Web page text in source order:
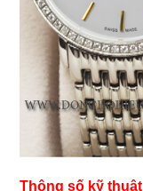
Thông số kỹ thuật